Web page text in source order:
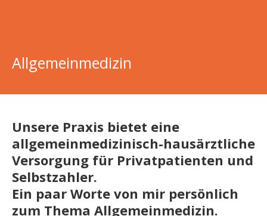
Allgemeinmedizin
Unsere Praxis bietet eine
allgemeinmedizinisch-hausärztliche
Versorgung für Privatpatienten und
Selbstzahler.
Ein paar Worte von mir persönlich
zum Thema Allgemeinmedizin.